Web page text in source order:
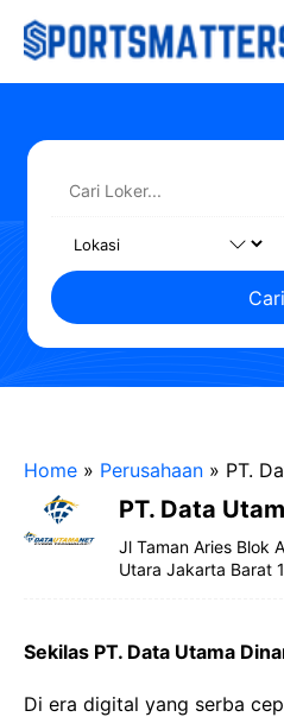
Langsung
Cari
Home » Perusahaan » PT.
PT. Data
Jl Taman Aries Blok
Utara Jakarta Barat
Sekilas PT. Data Utama
Di era digital yang serba